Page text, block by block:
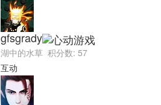
gfsgrady
湖中的水草 积分数: 57
互动